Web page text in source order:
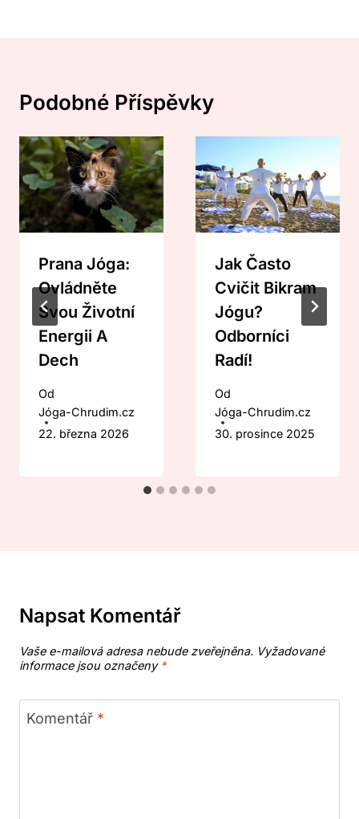
Podobné Příspěvky
Prana Jóga:
Ovládněte
Svou Životní
Energii A
Dech
Od
Jóga-Chrudim.cz
22. března 2026
Jak Často
Cvičit Bikram
Jógu?
Odborníci
Radí!
Od
Jóga-Chrudim.cz
30. prosince 2025
Napsat Komentář
Vaše e-mailová adresa nebude zveřejněna. Vyžadované
informace jsou označeny *
Komentář *